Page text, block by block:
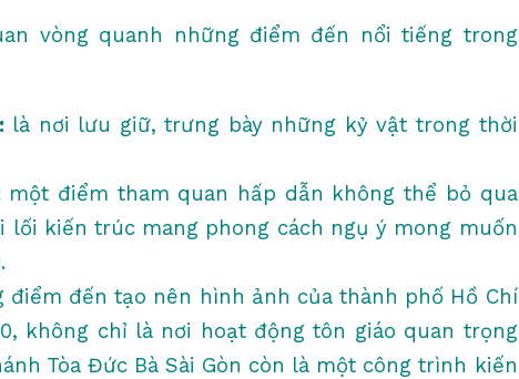
vòng quanh những điểm đến nổi tiếng trong
là nơi lưu giữ, trưng bày những kỷ vật trong thời
một điểm tham quan hấp dẫn không thể bỏ qua
lối kiến trúc mang phong cách ngụ ý mong muốn
điểm đến tạo nên hình ảnh của thành phố Hồ Chí
không chỉ là nơi hoạt động tôn giáo quan trọng
Tòa Đức Bà Sài Gòn còn là một công trình kiến